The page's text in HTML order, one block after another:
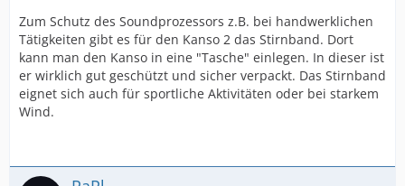
Zum Schutz des Soundprozessors z.B. bei handwerklichen
Tätigkeiten gibt es für den Kanso 2 das Stirnband. Dort
kann man den Kanso in eine "Tasche" einlegen. In dieser ist
er wirklich gut geschützt und sicher verpackt. Das Stirnband
eignet sich auch für sportliche Aktivitäten oder bei starkem
Wind.